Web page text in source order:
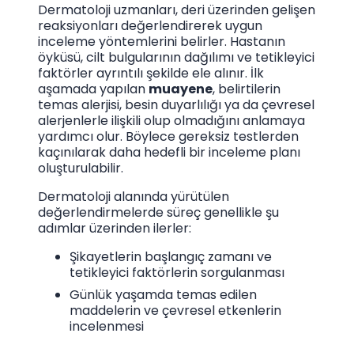
Dermatoloji uzmanları, deri üzerinden gelişen
reaksiyonları değerlendirerek uygun
inceleme yöntemlerini belirler. Hastanın
öyküsü, cilt bulgularının dağılımı ve tetikleyici
faktörler ayrıntılı şekilde ele alınır. İlk
aşamada yapılan muayene, belirtilerin
temas alerjisi, besin duyarlılığı ya da çevresel
alerjenlerle ilişkili olup olmadığını anlamaya
yardımcı olur. Böylece gereksiz testlerden
kaçınılarak daha hedefli bir inceleme planı
oluşturulabilir.
Dermatoloji alanında yürütülen
değerlendirmelerde süreç genellikle şu
adımlar üzerinden ilerler:
Şikayetlerin başlangıç zamanı ve
tetikleyici faktörlerin sorgulanması
Günlük yaşamda temas edilen
maddelerin ve çevresel etkenlerin
incelenmesi